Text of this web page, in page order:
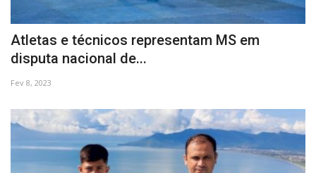
ESPORTE
Atletas e técnicos representam MS em
disputa nacional de...
Fev 8, 2023